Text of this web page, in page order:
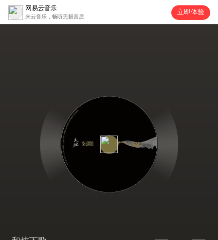
网易云音乐
来云音乐，畅听无损音质
立即体验